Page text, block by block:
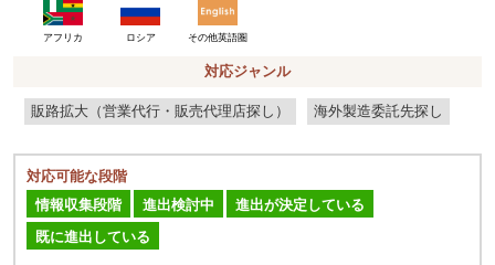
アフリカ ロシア その他英語圏
対応ジャンル
販路拡大（営業代行・販売代理店探し） 海外製造委託先探し
対応可能な段階
情報収集段階
進出検討中
進出が決定している
既に進出している